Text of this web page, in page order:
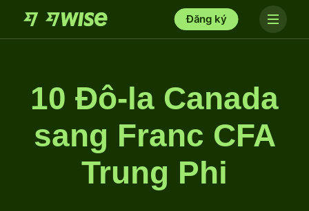
Đăng ký
10 Đô-la Canada
sang Franc CFA
Trung Phi